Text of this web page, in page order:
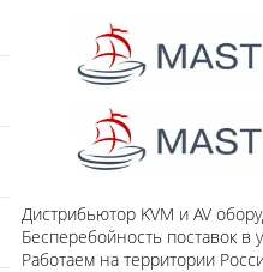
Дистрибьютор KVM и AV
Бесперебойность поставок в
Работаем на территории